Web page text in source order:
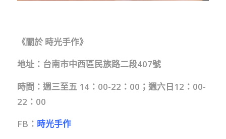
《關於 時光手作》
地址：台南市中西區民族路二段407號
時間：週三至五 14：00-22：00；週六日12：00-
22：00
FB： 時光手作